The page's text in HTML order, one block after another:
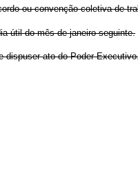
ou convenção coletiva de
útil do mês de janeiro seguinte.
dispuser ato do Poder